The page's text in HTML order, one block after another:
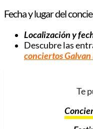
Fecha y lugar del
Localización y
Descubre las
conciertos Galvan
Te